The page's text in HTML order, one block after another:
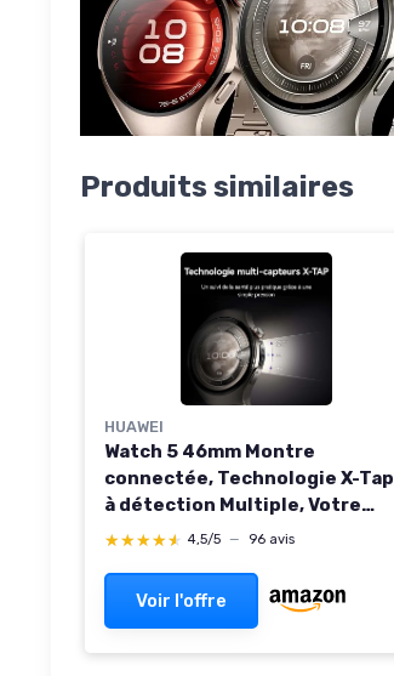
Produits similaires
HUAWEI
Watch 5 46mm Montre
connectée, Technologie X-Tap
à détection Multiple, Votre
santé en Un Coup d'œil, eSIM,
Android et iOS, Garantie
prolongée de 6 Mois, Argent
★★★★★
★★★★★ 4,5/5 — 96 avis
Voir l'offre